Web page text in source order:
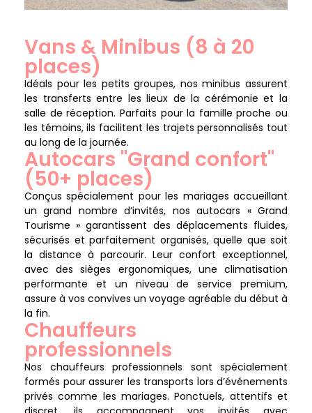
Vans & Minibus (8 à 20
places)
Idéals pour les petits groupes, nos minibus assurent
les transferts entre les lieux de la cérémonie et la
salle de réception. Parfaits pour la famille proche ou
les témoins, ils facilitent les trajets personnalisés tout
au long de la journée.
Autocars "Grand confort"
(50+ places)
Conçus spécialement pour les mariages accueillant
un grand nombre d’invités, nos autocars « Grand
Tourisme » garantissent des déplacements fluides,
sécurisés et parfaitement organisés, quelle que soit
la distance à parcourir. Leur confort exceptionnel,
avec des sièges ergonomiques, une climatisation
performante et un niveau de service premium,
assure à vos convives un voyage agréable du début à
la fin.
Chauffeurs
professionnels
Nos chauffeurs professionnels sont spécialement
formés pour assurer les transports lors d’événements
privés comme les mariages. Ponctuels, attentifs et